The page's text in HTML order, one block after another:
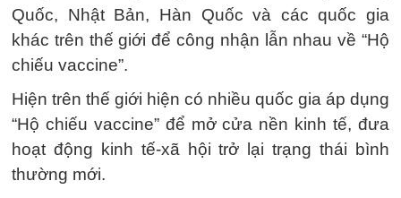
Quốc, Nhật Bản, Hàn Quốc và các quốc gia
khác trên thế giới để công nhận lẫn nhau về “Hộ
chiếu vaccine”.
Hiện trên thế giới hiện có nhiều quốc gia áp dụng
“Hộ chiếu vaccine” để mở cửa nền kinh tế, đưa
hoạt động kinh tế-xã hội trở lại trạng thái bình
thường mới.